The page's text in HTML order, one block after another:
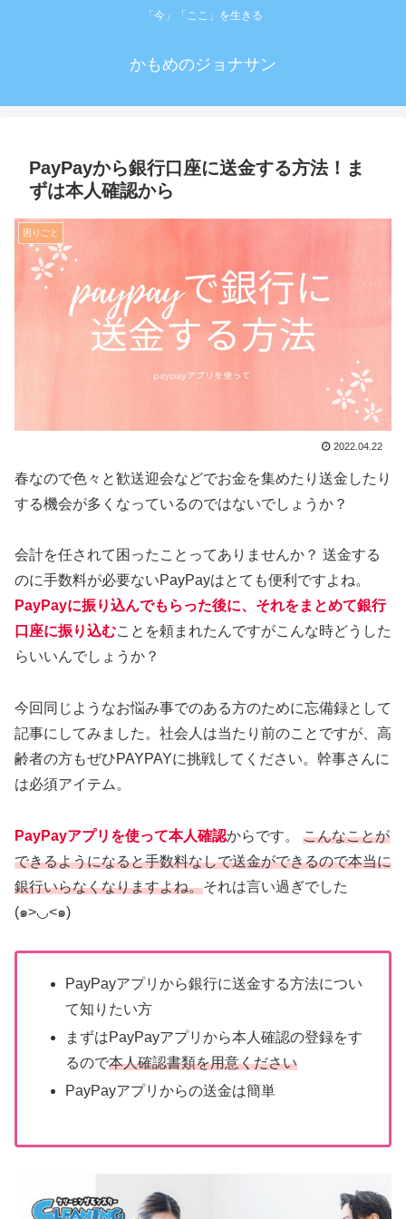
「今」「ここ」を生きる
かもめのジョナサン
PayPayから銀行口座に送金する方法！ま
ずは本人確認から
困りごと
2022.04.22
春なので色々と歓送迎会などでお金を集めたり送金したり
する機会が多くなっているのではないでしょうか？
会計を任されて困ったことってありませんか？ 送金する
のに手数料が必要ないPayPayはとても便利ですよね。
PayPayに振り込んでもらった後に、それをまとめて銀行
口座に振り込むことを頼まれたんですがこんな時どうした
らいいんでしょうか？
今回同じようなお悩み事でのある方のために忘備録として
記事にしてみました。社会人は当たり前のことですが、高
齢者の方もぜひPAYPAYに挑戦してください。幹事さんに
は必須アイテム。
PayPayアプリを使って本人確認からです。 こんなことが
できるようになると手数料なしで送金ができるので本当に
銀行いらなくなりますよね。それは言い過ぎでした
(๑>◡<๑)
PayPayアプリから銀行に送金する方法につい
て知りたい方
まずはPayPayアプリから本人確認の登録をす
るので本人確認書類を用意ください
PayPayアプリからの送金は簡単